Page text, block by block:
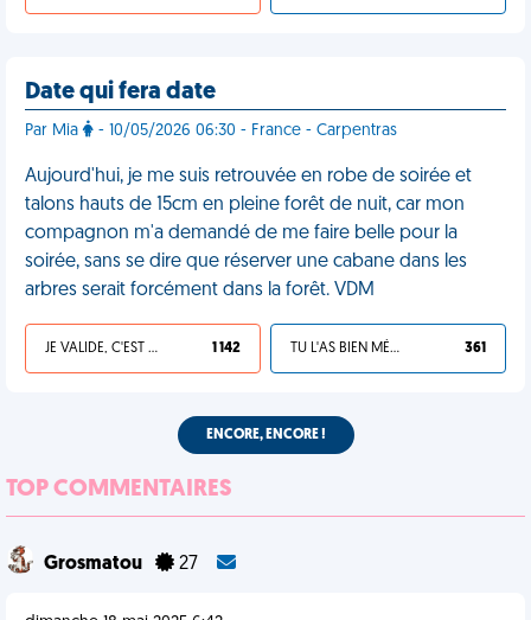
Date qui fera date
Par Mia - 10/05/2026 06:30 - France - Carpentras
Aujourd'hui, je me suis retrouvée en robe de soirée et
talons hauts de 15cm en pleine forêt de nuit, car mon
compagnon m'a demandé de me faire belle pour la
soirée, sans se dire que réserver une cabane dans les
arbres serait forcément dans la forêt. VDM
JE VALIDE, C'EST UNE VDM 1 142 TU L'AS BIEN MÉRITÉ 361
ENCORE, ENCORE !
TOP COMMENTAIRES
Grosmatou 27